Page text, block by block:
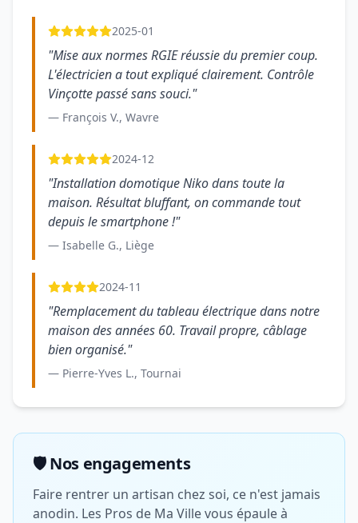
2025-01
"Mise aux normes RGIE réussie du premier coup.
L'électricien a tout expliqué clairement. Contrôle
Vinçotte passé sans souci."
— François V., Wavre
2024-12
"Installation domotique Niko dans toute la
maison. Résultat bluffant, on commande tout
depuis le smartphone !"
— Isabelle G., Liège
2024-11
"Remplacement du tableau électrique dans notre
maison des années 60. Travail propre, câblage
bien organisé."
— Pierre-Yves L., Tournai
🛡️ Nos engagements
Faire rentrer un artisan chez soi, ce n'est jamais
anodin. Les Pros de Ma Ville vous épaule à